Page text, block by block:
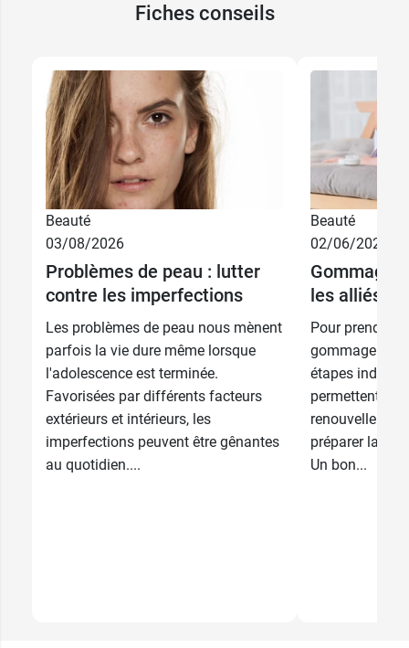
Fiches conseils
Beauté
03/08/2026
Problèmes de peau : lutter
contre les imperfections
Les problèmes de peau nous mènent
parfois la vie dure même lorsque
l'adolescence est terminée.
Favorisées par différents facteurs
extérieurs et intérieurs, les
imperfections peuvent être gênantes
au quotidien....
Beauté
02/06/2026
Gommage
les alliés
Pour prendre
gommage et
étapes
permettent
préparer la
Un bon...